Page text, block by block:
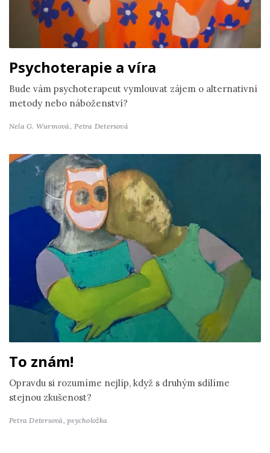
Psychoterapie a víra
Bude vám psychoterapeut vymlouvat zájem o alternativní
metody nebo náboženství?
Nela G. Wurmová, Petra Detersová
To znám!
Opravdu si rozumíme nejlíp, když s druhým sdílíme
stejnou zkušenost?
Petra Detersová,psycholožka